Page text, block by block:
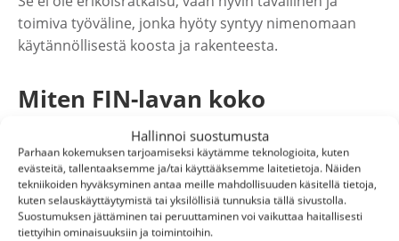
Hallinnoi suostumusta
Parhaan kokemuksen tarjoamiseksi käytämme teknologioita, kuten
evästeitä, tallentaaksemme ja/tai käyttääksemme laitetietoja. Näiden
tekniikoiden hyväksyminen antaa meille mahdollisuuden käsitellä tietoja,
kuten selauskäyttäytymistä tai yksilöllisiä tunnuksia tällä sivustolla.
Suostumuksen jättäminen tai peruuttaminen voi vaikuttaa haitallisesti
tiettyihin ominaisuuksiin ja toimintoihin.
toimiva työväline, jonka hyöty syntyy nimenomaan
käytännöllisestä koosta ja rakenteesta.
Miten FIN-lavan koko
vaikuttaa varastointiin ja
käsittelyyn?
FIN-lavan leveämpi koko voi helpottaa kuorman
rakentamista silloin, kun tuotteet eivät asetu